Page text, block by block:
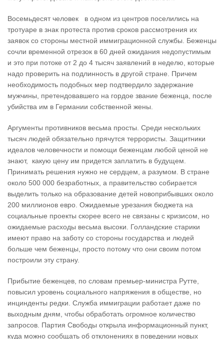
Восемьдесят человек в одном из центров поселились на
тротуаре в знак протеста против сроков рассмотрения их
заявок со стороны местной иммиграционной службы. Беженцы
сочли временной отрезок в 60 дней ожидания недопустимым
и это при потоке от 2 до 4 тысяч заявлений в неделю, которые
надо проверить на подлинность в другой стране. Причем
необходимость подобных мер подтвердило задержание
мужчины, претендовавшего на гордое звание беженца, после
убийства им в Германии собственной жены.
Аргументы противников весьма просты. Среди нескольких
тысяч людей обязательно прячутся террористы. Защитники
идеалов человечности и помощи беженцам любой ценой не
знают, какую цену им придется заплатить в будущем.
Принимать решения нужно не сердцем, а разумом. В стране
около 500 000 безработных, а правительство собирается
выделить только на образование детей новоприбывших около
200 миллионов евро. Ожидаемые урезания бюджета на
социальные проекты скорее всего не связаны с кризисом, но
ожидаемые расходы весьма высоки. Голландские старики
имеют право на заботу со стороны государства и людей
больше чем беженцы, просто потому что они своим потом
построили эту страну.
Прибытие беженцев, по словам премьер-министра Рутте,
повысил уровень социального напряжения в обществе, но
инцинденты редки. Служба иммиграции работает даже по
выходным дням, чтобы обработать огромное количество
запросов. Партия Свободы открыла информационный пункт,
куда можно сообщать об отклонениях в поведении новых